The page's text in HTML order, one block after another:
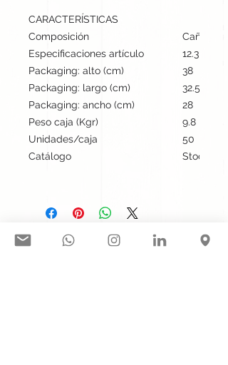
CARACTERÍSTICAS
Composición
Caña de
Especificaciones artículo
12.3 cm /
Packaging: alto (cm)
38
Packaging: largo (cm)
32.5
Packaging: ancho (cm)
28
Peso caja (Kgr)
9.8
Unidades/caja
50
Catálogo
Stock
Síguenos en nuestras redes